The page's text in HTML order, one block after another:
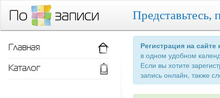
Представьтесь,
Регистрация на
в одном удобном
Если вы хотите
запись онлайн, также
Главная
Каталог